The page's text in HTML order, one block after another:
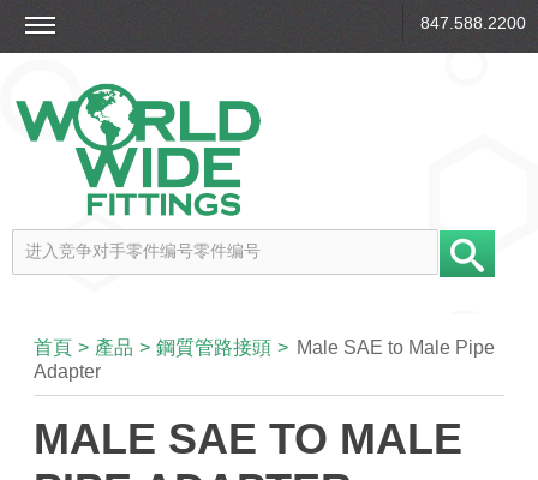
847.588.2200
首頁 > 產品 > 鋼質管路接頭 > Male SAE to Male Pipe
Adapter
MALE SAE TO MALE